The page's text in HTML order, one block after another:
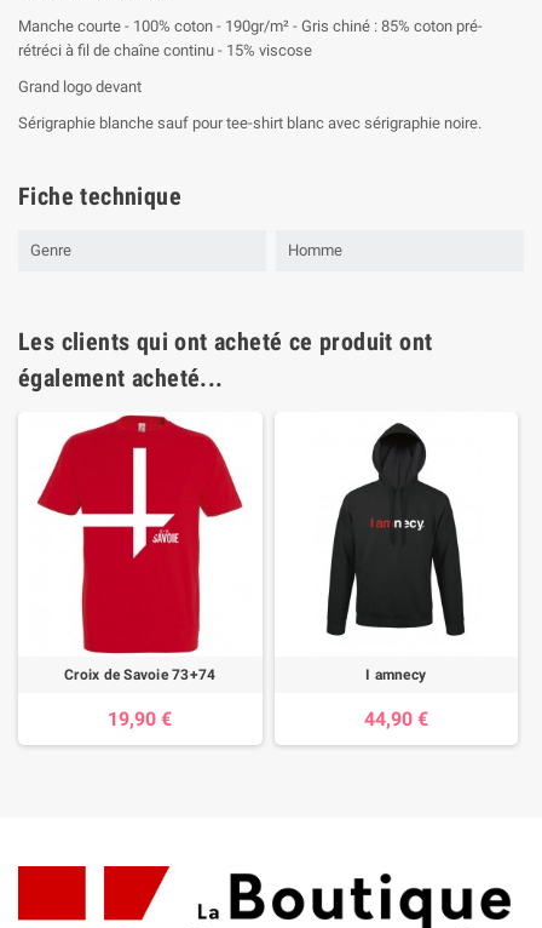
Manche courte - 100% coton - 190gr/m² - Gris chiné : 85% coton pré-
rétréci à fil de chaîne continu - 15% viscose
Grand logo devant
Sérigraphie blanche sauf pour tee-shirt blanc avec sérigraphie noire.
Fiche technique
Genre Homme
Les clients qui ont acheté ce produit ont
également acheté...
Croix de Savoie 73+74
19,90 €
I amnecy
44,90 €